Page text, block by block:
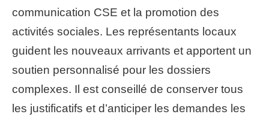
communication CSE et la promotion des
activités sociales. Les représentants locaux
guident les nouveaux arrivants et apportent un
soutien personnalisé pour les dossiers
complexes. Il est conseillé de conserver tous
les justificatifs et d’anticiper les demandes les